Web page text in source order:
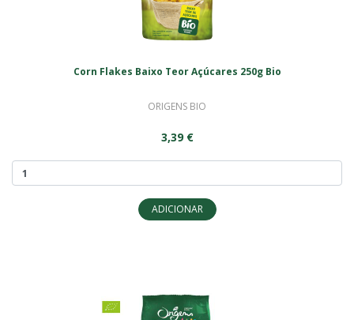
Corn Flakes Baixo Teor Açúcares 250g Bio
ORIGENS BIO
3,39 €
ADICIONAR